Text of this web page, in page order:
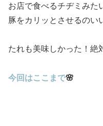
お店で食べるチヂミみた
豚をカリッとさせるのい
たれも美味しかった！絶
今回はここまで🌸